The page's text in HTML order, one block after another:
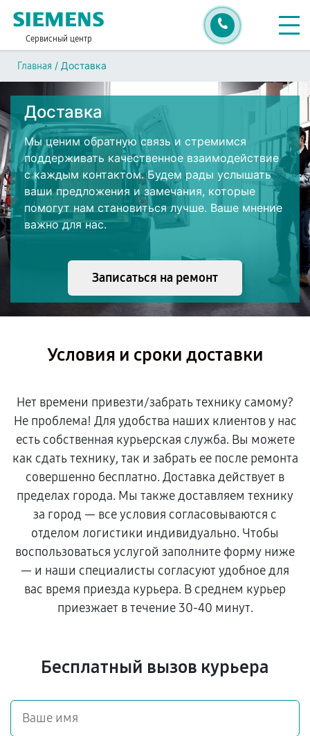
Сервисный центр
Главная / Доставка
Доставка
Мы ценим обратную связь и стремимся
поддерживать качественное взаимодействие
с каждым контактом. Будем рады услышать
ваши предложения и замечания, которые
помогут нам становиться лучше. Ваше мнение
важно для нас.
Записаться на ремонт
Условия и сроки доставки
Нет времени привезти/забрать технику самому?
Не проблема! Для удобства наших клиентов у нас
есть собственная курьерская служба. Вы можете
как сдать технику, так и забрать ее после ремонта
совершенно бесплатно. Доставка действует в
пределах города. Мы также доставляем технику
за город — все условия согласовываются с
отделом логистики индивидуально. Чтобы
воспользоваться услугой заполните форму ниже
— и наши специалисты согласуют удобное для
вас время приезда курьера. В среднем курьер
приезжает в течение 30-40 минут.
Бесплатный вызов курьера